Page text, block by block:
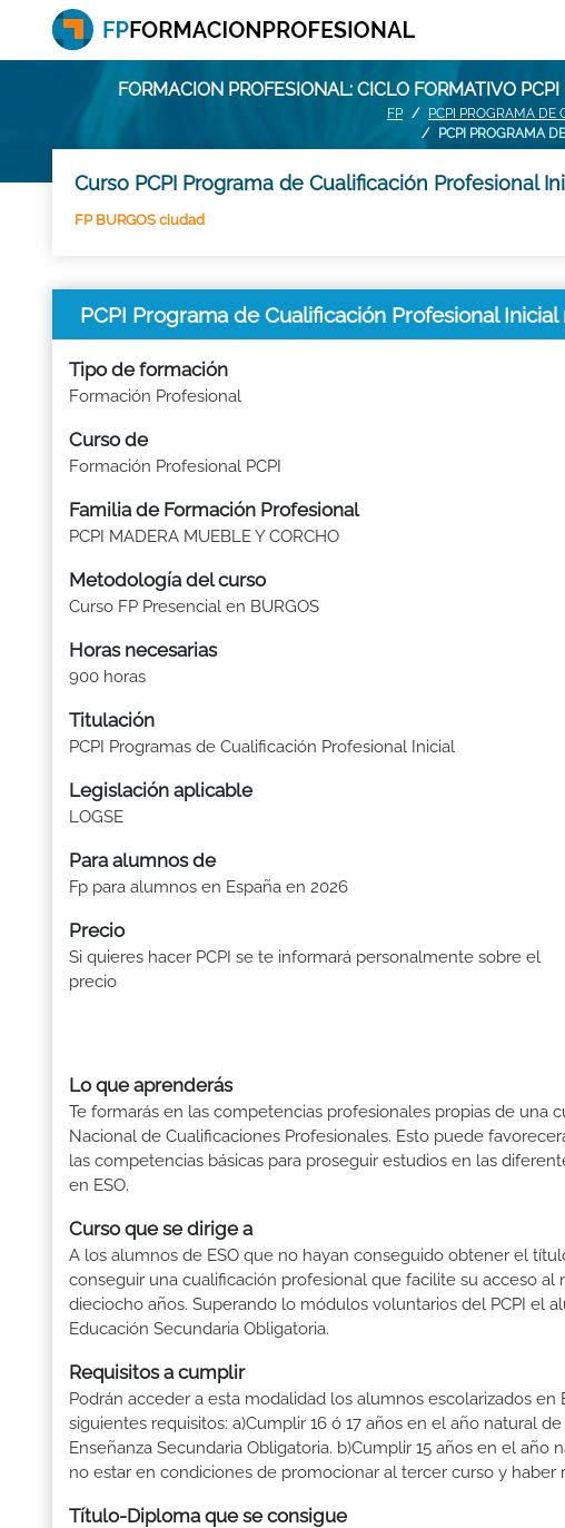
FORMACION PROFESIONAL: CICLO FORMATIVO
FP
PCPI PROGRAMA
PCPI PROGRAMA
Curso PCPI Programa de Cualificación Profesional
FP BURGOS ciudad
PCPI Programa de Cualificación Profesional
Tipo de formación
Formación Profesional
Curso de
Formación Profesional PCPI
Familia de Formación Profesional
PCPI MADERA MUEBLE Y CORCHO
Metodología del curso
Curso FP Presencial en BURGOS
Horas necesarias
900 horas
Titulación
PCPI Programas de Cualificación Profesional Inicial
Legislación aplicable
LOGSE
Para alumnos de
Fp para alumnos en España en 2026
Precio
Si quieres hacer PCPI se te informará personalmente sobre el
precio
Lo que aprenderás
Te formarás en las competencias profesionales propias de una
Nacional de Cualificaciones Profesionales. Esto puede
las competencias básicas para proseguir estudios en las
en ESO.
Curso que se dirige a
A los alumnos de ESO que no hayan conseguido obtener el
conseguir una cualificación profesional que facilite su acceso
dieciocho años. Superando lo módulos voluntarios del PCPI el
Educación Secundaria Obligatoria.
Requisitos a cumplir
Podrán acceder a esta modalidad los alumnos escolarizados
siguientes requisitos: a)Cumplir 16 ó 17 años en el año natural
Enseñanza Secundaria Obligatoria. b)Cumplir 15 años en el
no estar en condiciones de promocionar al tercer curso y haber
Título-Diploma que se consigue